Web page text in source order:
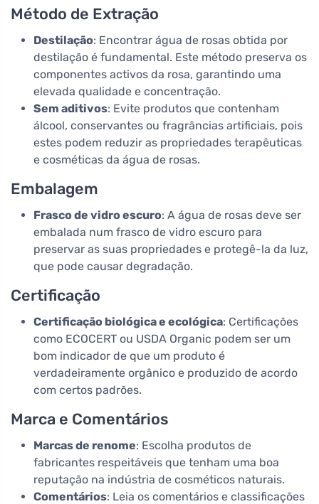
Método de Extração
Destilação: Encontrar água de rosas obtida por
destilação é fundamental. Este método preserva os
componentes activos da rosa, garantindo uma
elevada qualidade e concentração.
Sem aditivos: Evite produtos que contenham
álcool, conservantes ou fragrâncias artificiais, pois
estes podem reduzir as propriedades terapêuticas
e cosméticas da água de rosas.
Embalagem
Frasco de vidro escuro: A água de rosas deve ser
embalada num frasco de vidro escuro para
preservar as suas propriedades e protegê-la da luz,
que pode causar degradação.
Certificação
Certificação biológica e ecológica: Certificações
como ECOCERT ou USDA Organic podem ser um
bom indicador de que um produto é
verdadeiramente orgânico e produzido de acordo
com certos padrões.
Marca e Comentários
Marcas de renome: Escolha produtos de
fabricantes respeitáveis que tenham uma boa
reputação na indústria de cosméticos naturais.
Comentários: Leia os comentários e classificações